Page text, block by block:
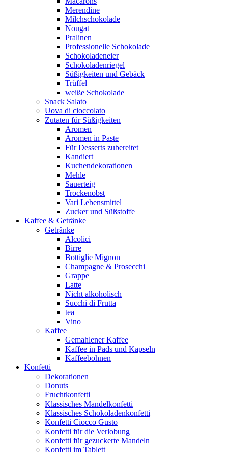
Merendine
Milchschokolade
Nougat
Pralinen
Professionelle Schokolade
Schokoladeneier
Schokoladenriegel
Süßigkeiten und Gebäck
Trüffel
weiße Schokolade
Snack Salato
Uova di cioccolato
Zutaten für Süßigkeiten
Aromen
Aromen in Paste
Für Desserts zubereitet
Kandiert
Kuchendekorationen
Mehle
Sauerteig
Trockenobst
Vari Lebensmittel
Zucker und Süßstoffe
Kaffee & Getränke
Getränke
Alcolici
Birre
Bottiglie Mignon
Champagne & Prosecchi
Grappe
Latte
Nicht alkoholisch
Succhi di Frutta
tea
Vino
Kaffee
Gemahlener Kaffee
Kaffee in Pads und Kapseln
Kaffeebohnen
Konfetti
Dekorationen
Donuts
Fruchtkonfetti
Klassisches Mandelkonfetti
Klassisches Schokoladenkonfetti
Konfetti Ciocco Gusto
Konfetti für die Verlobung
Konfetti für gezuckerte Mandeln
Konfetti im Tablett